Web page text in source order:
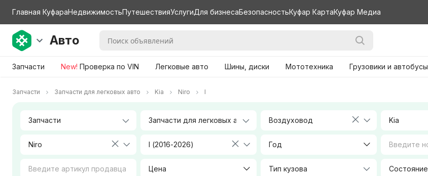
Главная КуфараНедвижимостьПутешествияУслугиДля бизнесаБезопасностьКуфар КартаКуфар Медиа
Авто
Запчасти New! Проверка по VIN Легковые авто Шины, диски Мототехника Грузовики и автобусы
Запчасти Запчасти для легковых авто Kia Niro I
Воздуховод Kia
Niro I (2016-2026) Год
Цена Тип кузова